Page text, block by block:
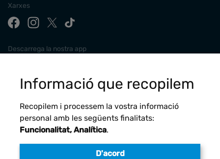
Xarxes
Descarrega la nostra app
Informació que recopilem
Recopilem i processem la vostra informació
personal amb les següents finalitats:
Funcionalitat, Analítica.
D'acord